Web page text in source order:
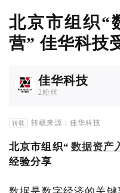
北京市组织“
营” 佳华科技
佳华科技
2粉丝
转载 转载来源：佳华科技
北京市组织“ 数据资产
经验分享